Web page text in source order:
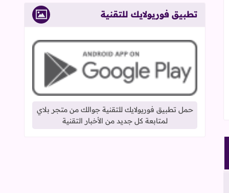
تطبيق فوريولايك للتقنية
حمل تطبيق فوريولايك للتقنية جوالك من متجر بلاي
لمتابعة كل جديد من الأخبار التقنية